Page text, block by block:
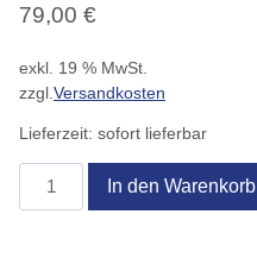
79,00 €
exkl. 19 % MwSt.
zzgl. Versandkosten
Lieferzeit: sofort lieferbar
Feinstaubfilter
F7
In den Warenkorb